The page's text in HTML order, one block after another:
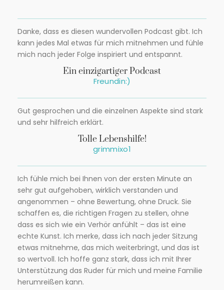
Danke, dass es diesen wundervollen Podcast gibt. Ich
kann jedes Mal etwas für mich mitnehmen und fühle
mich nach jeder Folge inspiriert und entspannt.
Ein einzigartiger Podcast
Freundin:)
Gut gesprochen und die einzelnen Aspekte sind stark
und sehr hilfreich erklärt.
Tolle Lebenshilfe!
grimmixo1
Ich fühle mich bei Ihnen von der ersten Minute an
sehr gut aufgehoben, wirklich verstanden und
angenommen – ohne Bewertung, ohne Druck. Sie
schaffen es, die richtigen Fragen zu stellen, ohne
dass es sich wie ein Verhör anfühlt – das ist eine
echte Kunst. Ich merke, dass ich nach jeder Sitzung
etwas mitnehme, das mich weiterbringt, und das ist
so wertvoll. Ich hoffe ganz stark, dass ich mit Ihrer
Unterstützung das Ruder für mich und meine Familie
herumreißen kann.